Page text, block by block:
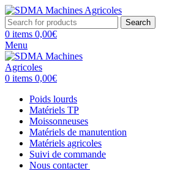
Search
0 items 0,00€
Menu
0 items 0,00€
Poids lourds
Matériels TP
Moissonneuses
Matériels de manutention
Matériels agricoles
Suivi de commande
Nous contacter